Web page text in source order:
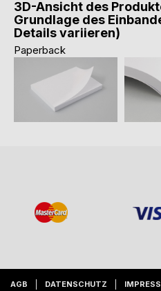
3D-Ansicht des
Grundlage des
Details variieren)
Paperback
AGB DATENSCHUTZ